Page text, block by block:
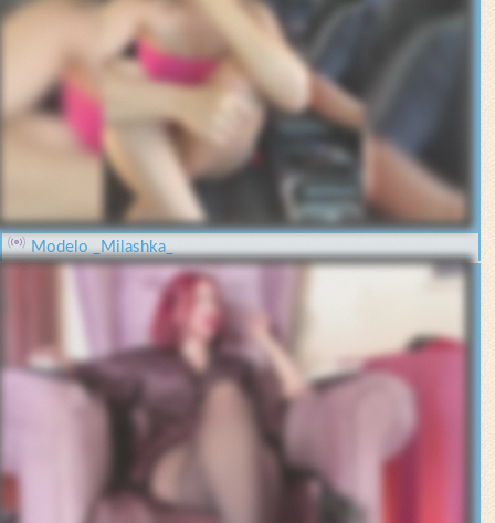
Modelo _Milashka_